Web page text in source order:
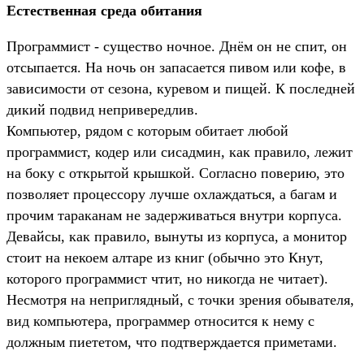
Естественная среда обитания
Программист - существо ночное. Днём он не спит, он
отсыпается. На ночь он запасается пивом или кофе, в
зависимости от сезона, куревом и пищей. К последней
дикий подвид непривередлив.
Компьютер, рядом с которым обитает любой
программист, кодер или сисадмин, как правило, лежит
на боку с открытой крышкой. Согласно поверию, это
позволяет процессору лучше охлаждаться, а багам и
прочим тараканам не задерживаться внутри корпуса.
Девайсы, как правило, вынуты из корпуса, а монитор
стоит на некоем алтаре из книг (обычно это Кнут,
которого программист чтит, но никогда не читает).
Несмотря на неприглядный, с точки зрения обывателя,
вид компьютера, программер относится к нему с
должным пиететом, что подтверждается приметами.